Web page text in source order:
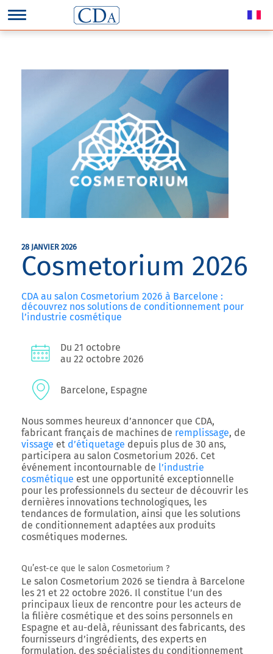
28 JANVIER 2026
Cosmetorium 2026
CDA au salon Cosmetorium 2026 à Barcelone :
découvrez nos solutions de conditionnement pour
l’industrie cosmétique
Du 21 octobre
au 22 octobre 2026
Barcelone, Espagne
Nous sommes heureux d’annoncer que CDA,
fabricant français de machines de remplissage, de
vissage et d’étiquetage depuis plus de 30 ans,
participera au salon Cosmetorium 2026. Cet
événement incontournable de l’industrie
cosmétique est une opportunité exceptionnelle
pour les professionnels du secteur de découvrir les
dernières innovations technologiques, les
tendances de formulation, ainsi que les solutions
de conditionnement adaptées aux produits
cosmétiques modernes.
Qu’est-ce que le salon Cosmetorium ?
Le salon Cosmetorium 2026 se tiendra à Barcelone
les 21 et 22 octobre 2026. Il constitue l’un des
principaux lieux de rencontre pour les acteurs de
la filière cosmétique et des soins personnels en
Espagne et au-delà, réunissant des fabricants, des
fournisseurs d’ingrédients, des experts en
formulation, des spécialistes du conditionnement